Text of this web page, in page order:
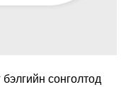
сонголтод